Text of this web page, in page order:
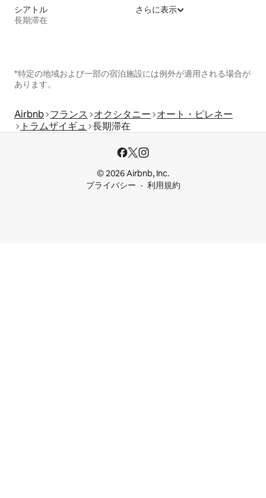
シアトル
長期滞在
さらに表示
*特定の地域および一部の宿泊施設には例外が適用される場合が
あります。
Airbnb フランス オクシタニー オート・ピレネー
トラムザイギュ 長期滞在
© 2026 Airbnb, Inc.
プライバシー
利用規約